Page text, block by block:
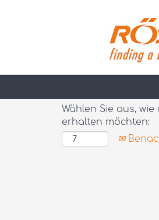
Nach
Mehr
Wählen Sie aus,
erhalten möchten: